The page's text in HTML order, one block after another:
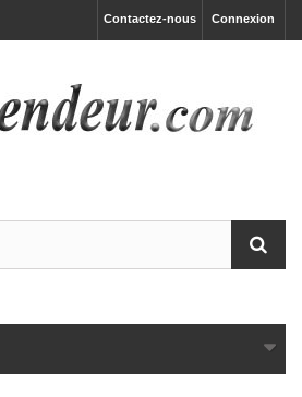
Connexion
Contactez-nous